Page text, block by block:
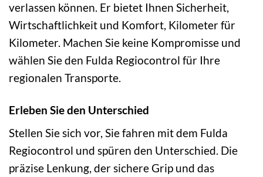
verlassen können. Er bietet Ihnen Sicherheit,
Wirtschaftlichkeit und Komfort, Kilometer für
Kilometer. Machen Sie keine Kompromisse und
wählen Sie den Fulda Regiocontrol für Ihre
regionalen Transporte.
Erleben Sie den Unterschied
Stellen Sie sich vor, Sie fahren mit dem Fulda
Regiocontrol und spüren den Unterschied. Die
präzise Lenkung, der sichere Grip und das